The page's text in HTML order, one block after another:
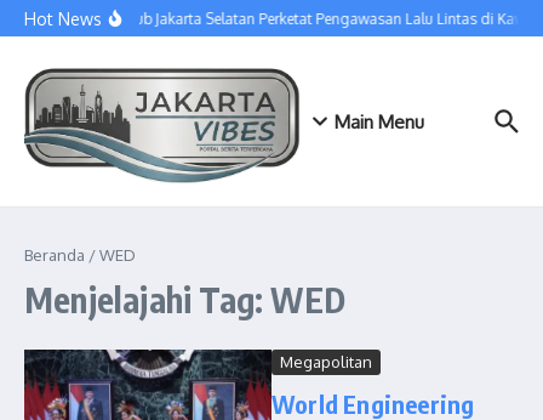
Lewati ke konten
Hot NewsSudinhub Jakarta Selatan Perketat Pengawasan Lalu Lintas di
Main Menu
Beranda /WED
Menjelajahi Tag: WED
Megapolitan
World Engineering